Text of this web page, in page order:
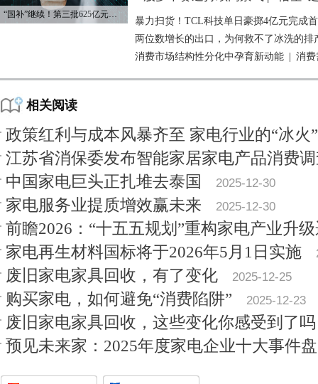
“国补”继续！第三批625亿元资金已下达
暴力扫货！TCL科技单日豪掷4亿元完成
两位数增长的出口，为何救不了冰洗的排
消费市场结构性分化中孕育新动能
消费
相关阅读
政策红利与成本风暴齐至 家电行业的“冰火
江苏省消保委发布智能家居家电产品消费
中国家电巨头正扎堆去泰国
2025-12-30
家电服务业提质增效赢未来 2025-12-30
前瞻2026：“十五五规划”重构家电产业升
家电再生材料国标将于2026年5月1日实施
废旧家电家具回收，有了变化 2025-12-25
购买家电，如何避免“消费陷阱” 2025-12-23
废旧家电家具回收，这些变化你感受到了
预见未来家：2025年度家电企业十大事件